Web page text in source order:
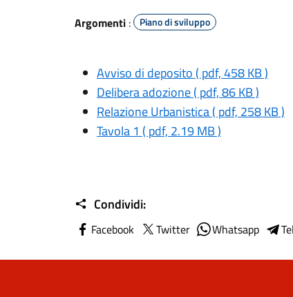
Argomenti : Piano di sviluppo
Avviso di deposito ( pdf, 458 KB )
Delibera adozione ( pdf, 86 KB )
Relazione Urbanistica ( pdf, 258 KB )
Tavola 1 ( pdf, 2.19 MB )
Condividi:
Facebook Twitter Whatsapp